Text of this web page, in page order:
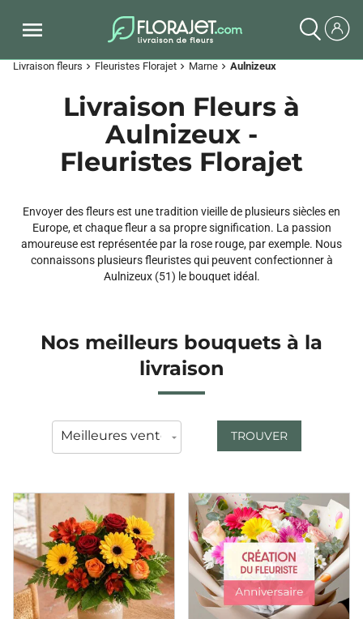
Livraison fleurs chevron_right Fleuristes Florajet chevron_right Marne chevron_right Aulnizeux
Livraison Fleurs à
Aulnizeux -
Fleuristes Florajet
Envoyer des fleurs est une tradition vieille de plusieurs siècles en
Europe, et chaque fleur a sa propre signification. La passion
amoureuse est représentée par la rose rouge, par exemple. Nous
connaissons plusieurs fleuristes qui peuvent confectionner à
Aulnizeux (51) le bouquet idéal.
Nos meilleurs bouquets à la
livraison
TROUVER